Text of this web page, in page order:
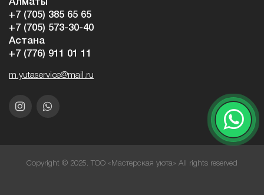
Алматы
+7 (705) 385 65 65
+7 (705) 573-30-40
Астана
+7 (776) 911 01 11
m.yutaservice@mail.ru
Copyright © 2025. ТОО «Мастерская уюта» All rights reserved